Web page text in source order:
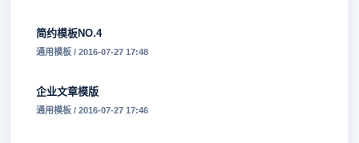
简约模板NO.4
通用模板 / 2016-07-27 17:48
企业文章模版
通用模板 / 2016-07-27 17:46